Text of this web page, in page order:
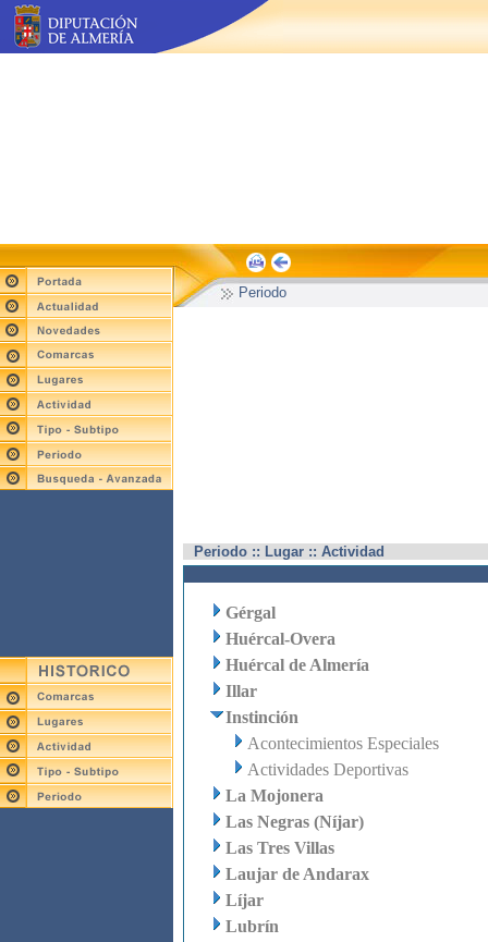
Periodo
Periodo :: Lugar :: Actividad
Gérgal
Huércal-Overa
Huércal de Almería
Illar
Instinción
Acontecimientos Especiales
Actividades Deportivas
La Mojonera
Las Negras (Níjar)
Las Tres Villas
Laujar de Andarax
Líjar
Lubrín